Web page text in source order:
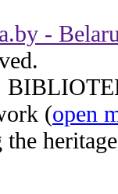
-
(open
the